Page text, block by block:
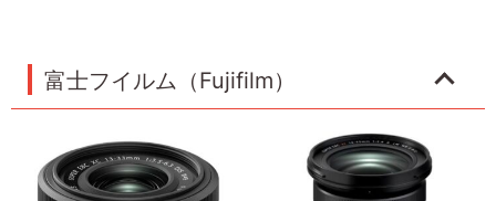
富士フイルム（Fujifilm）